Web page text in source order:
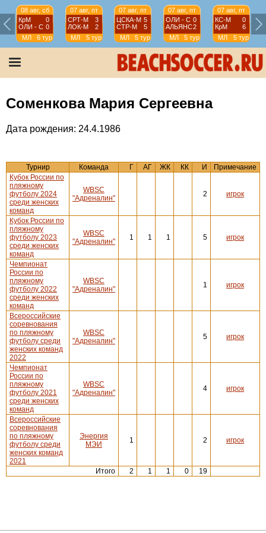
08 авг, сб
КрМ
0
ОЛИ - С 0
МЛ
6 тур
07 авг, пт
СРТ-М
3
ЛОК-М
2
МЛ
5 тур
07 авг, пт
ЦСКА-М 5
СТР-М
5
МЛ
5 тур
07 авг, пт
ОЛИ - С 0
АЛЬЯНС2
МЛ
5 тур
07 авг, пт
КС-М
0
КрМ
6
МЛ
5 тур
Соменкова Мария Сергеевна
Дата рождения: 24.4.1986
Турнир Команда Г АГ ЖК КК И
Примечание
Кубок России по
пляжному
футболу 2024
среди женских
команд
WBSC
"Адреналин"
2 игрок
Кубок России по
пляжному
футболу 2023
среди женских
команд
WBSC
"Адреналин"
1 1 1 5 игрок
Чемпионат
России по
пляжному
футболу 2022
среди женских
команд
WBSC
"Адреналин"
1 игрок
Всероссийские
соревнования
по пляжному
футболу среди
женских команд
2022
WBSC
"Адреналин"
5 игрок
Чемпионат
России по
пляжному
футболу 2021
среди женских
команд
WBSC
"Адреналин"
4 игрок
Всероссийские
соревнования
по пляжному
футболу среди
женских команд
2021
Энергия
МЭИ
1 2 игрок
Итого 2 1 1 0 19